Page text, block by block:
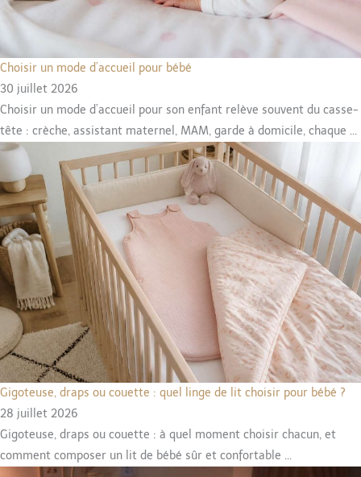
Choisir un mode d’accueil pour bébé
30 juillet 2026
Choisir un mode d’accueil pour son enfant relève souvent du casse-
tête : crèche, assistant maternel, MAM, garde à domicile, chaque ...
Gigoteuse, draps ou couette : quel linge de lit choisir pour bébé ?
28 juillet 2026
Gigoteuse, draps ou couette : à quel moment choisir chacun, et
comment composer un lit de bébé sûr et confortable ...